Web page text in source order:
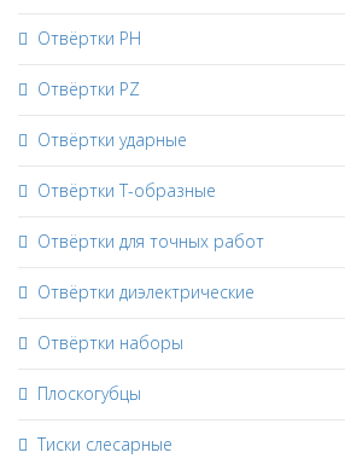
Отвёртки PH
Отвёртки PZ
Отвёртки ударные
Отвёртки Т-образные
Отвёртки для точных работ
Отвёртки диэлектрические
Отвёртки наборы
Плоскогубцы
Тиски слесарные